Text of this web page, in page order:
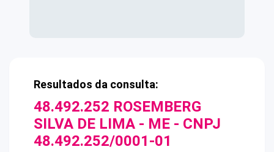
Resultados da consulta:
48.492.252 ROSEMBERG
SILVA DE LIMA - ME - CNPJ
48.492.252/0001-01